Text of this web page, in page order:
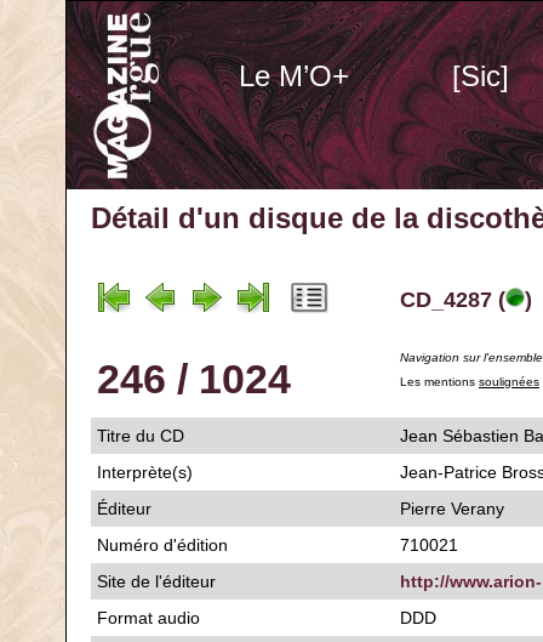
Le M’O+ [Sic]
Détail d'un disque de la
CD_4287 ( )
246 / 1024
Navigation sur
Les mentions soulignées
Titre du CD
Jean Sébastien
Interprète(s)
Jean-Patrice
Éditeur
Pierre Verany
Numéro d'édition
710021
Site de l'éditeur
http://
Format audio
DDD